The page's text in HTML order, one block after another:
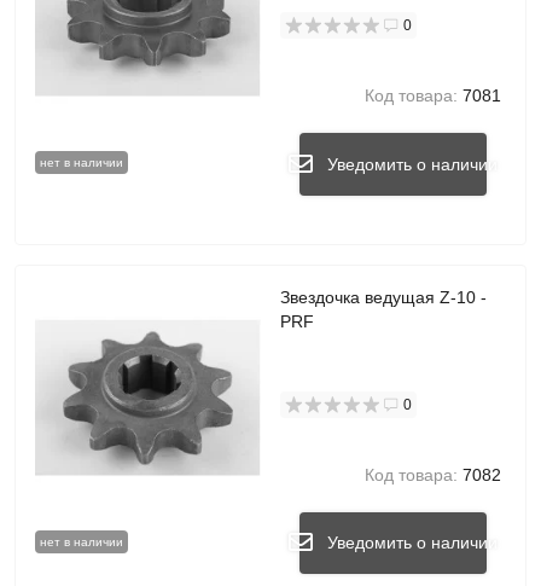
нет в наличии
0
Код товара: 7081
Уведомить о наличии
нет в наличии
Звездочка ведущая Z-10 -
PRF
0
Код товара: 7082
Уведомить о наличии